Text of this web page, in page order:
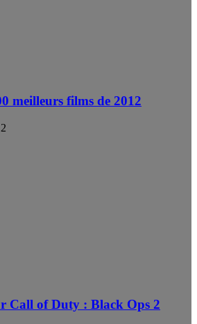
meilleurs films de 2012
Call of Duty : Black Ops 2